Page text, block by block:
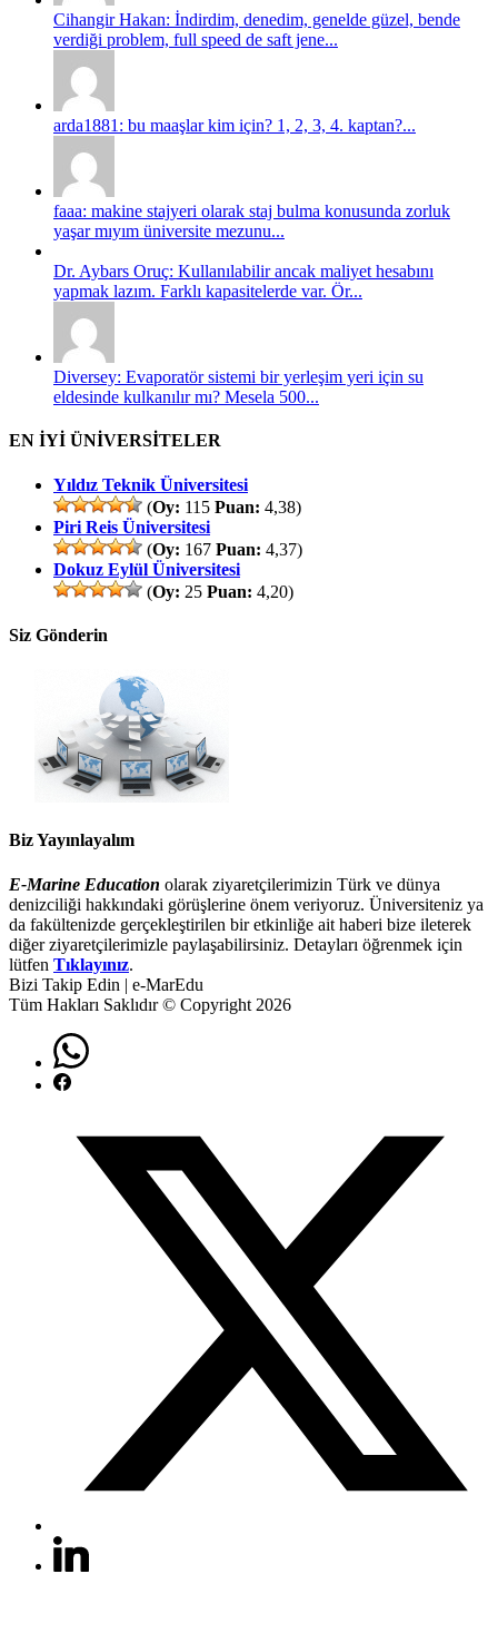
Cihangir Hakan: İndirdim, denedim, genelde güzel, bende
verdiği problem, full speed de saft jene...
arda1881: bu maaşlar kim için? 1, 2, 3, 4. kaptan?...
faaa: makine stajyeri olarak staj bulma konusunda zorluk
yaşar mıyım üniversite mezunu...
Dr. Aybars Oruç: Kullanılabilir ancak maliyet hesabını
yapmak lazım. Farklı kapasitelerde var. Ör...
Diversey: Evaporatör sistemi bir yerleşim yeri için su
eldesinde kulkanılır mı? Mesela 500...
EN İYİ ÜNİVERSİTELER
Yıldız Teknik Üniversitesi
(Oy: 115 Puan: 4,38)
Piri Reis Üniversitesi
(Oy: 167 Puan: 4,37)
Dokuz Eylül Üniversitesi
(Oy: 25 Puan: 4,20)
Siz Gönderin
Biz Yayınlayalım
E-Marine Education olarak ziyaretçilerimizin Türk ve dünya
denizciliği hakkındaki görüşlerine önem veriyoruz. Üniversiteniz ya
da fakültenizde gerçekleştirilen bir etkinliğe ait haberi bize ileterek
diğer ziyaretçilerimizle paylaşabilirsiniz. Detayları öğrenmek için
lütfen Tıklayınız.
Bizi Takip Edin | e-MarEdu
Tüm Hakları Saklıdır © Copyright 2026